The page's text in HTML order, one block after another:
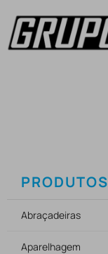
PRODUTOS
Abraçadeiras
Aparelhagem